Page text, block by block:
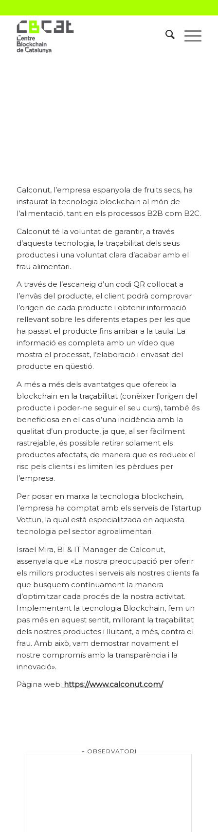
Calconut, l’empresa espanyola de fruits secs, ha
instaurat la tecnologia blockchain al món de
l’alimentació, tant en els processos B2B com B2C.
Calconut té la voluntat de garantir, a través
d’aquesta tecnologia, la traçabilitat dels seus
productes i una voluntat clara d’acabar amb el
frau alimentari.
A través de l’escaneig d’un codi QR col·locat a
l’envàs del producte, el client podrà comprovar
l’origen de cada producte i obtenir informació
rellevant sobre les diferents etapes per les que
ha passat el producte fins arribar a la taula. La
informació es completa amb un vídeo que
mostra el processat, l’elaboració i envasat del
producte en qüestió.
A més a més dels avantatges que ofereix la
blockchain en la traçabilitat (conèixer l’origen del
producte i poder-ne seguir el seu curs), també és
beneficiosa en el cas d’una incidència amb la
qualitat d’un producte, ja que, al ser fàcilment
rastrejable, és possible retirar solament els
productes afectats, de manera que es redueix el
risc pels clients i es limiten les pèrdues per
l’empresa.
Per posar en marxa la tecnologia blockchain,
l’empresa ha comptat amb els serveis de l’startup
Vottun, la qual està especialitzada en aquesta
tecnologia pel sector agroalimentari.
Israel Mira, BI & IT Manager de Calconut,
assenyala que «La nostra preocupació per oferir
els millors productes i serveis als nostres clients fa
que busquem contínuament la manera
d’optimitzar cada procés de la nostra activitat.
Implementant la tecnologia Blockchain, fem un
pas més en aquest sentit, millorant la traçabilitat
dels nostres productes i lluitant, a més, contra el
frau. Amb això, vam demostrar novament el
nostre compromís amb la transparència i la
innovació».
Pàgina web: https://www.calconut.com/
+ OBSERVATORI